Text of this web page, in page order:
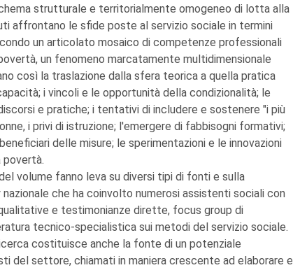
strutturale e territorialmente omogeneo di lotta alla
affrontano le sfide poste al servizio sociale in termini
un articolato mosaico di competenze professionali
un fenomeno marcatamente multidimensionale
così la traslazione dalla sfera teorica a quella pratica
i vincoli e le opportunità della condizionalità; le
e pratiche; i tentativi di includere e sostenere "i più
i privi di istruzione; l'emergere di fabbisogni formativi;
delle misure; le sperimentazioni e le innovazioni
povertà.
volume fanno leva su diversi tipi di fonti e sulla
che ha coinvolto numerosi assistenti sociali con
e testimonianze dirette, focus group di
tecnico-specialistica sui metodi del servizio sociale.
costituisce anche la fonte di un potenziale
del settore, chiamati in maniera crescente ad elaborare e